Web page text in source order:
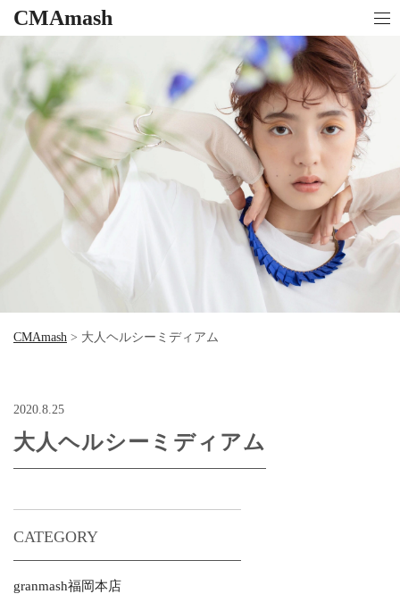
CMAmash
CMAmash > 大人ヘルシーミディアム
CATEGORY
granmash福岡本店
2020.8.25
大人ヘルシーミディアム